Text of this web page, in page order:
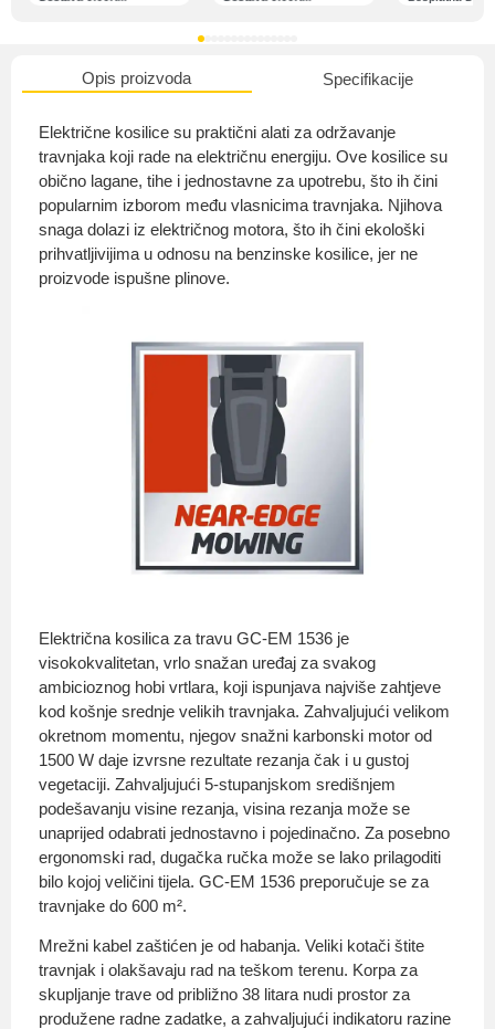
Opis proizvoda Specifikacije
Električne kosilice su praktični alati za održavanje
travnjaka koji rade na električnu energiju. Ove kosilice su
obično lagane, tihe i jednostavne za upotrebu, što ih čini
popularnim izborom među vlasnicima travnjaka. Njihova
snaga dolazi iz električnog motora, što ih čini ekološki
prihvatljivijima u odnosu na benzinske kosilice, jer ne
proizvode ispušne plinove.
Električna kosilica za travu GC-EM 1536 je
visokokvalitetan, vrlo snažan uređaj za svakog
ambicioznog hobi vrtlara, koji ispunjava najviše zahtjeve
kod košnje srednje velikih travnjaka. Zahvaljujući velikom
okretnom momentu, njegov snažni karbonski motor od
1500 W daje izvrsne rezultate rezanja čak i u gustoj
vegetaciji. Zahvaljujući 5-stupanjskom središnjem
podešavanju visine rezanja, visina rezanja može se
unaprijed odabrati jednostavno i pojedinačno. Za posebno
ergonomski rad, dugačka ručka može se lako prilagoditi
bilo kojoj veličini tijela. GC-EM 1536 preporučuje se za
travnjake do 600 m².
Mrežni kabel zaštićen je od habanja. Veliki kotači štite
travnjak i olakšavaju rad na teškom terenu. Korpa za
skupljanje trave od približno 38 litara nudi prostor za
produžene radne zadatke, a zahvaljujući indikatoru razine
O nama
Privatnost kupca
Uvjeti i odredbe